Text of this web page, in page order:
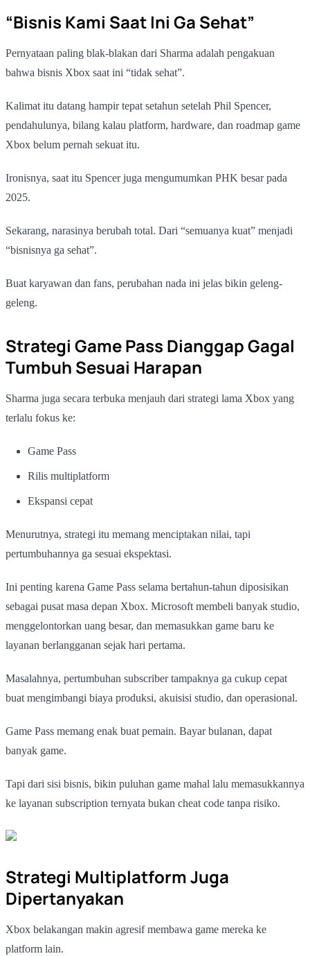
“Bisnis Kami Saat Ini Ga Sehat”
Pernyataan paling blak-blakan dari Sharma adalah pengakuan
bahwa bisnis Xbox saat ini “tidak sehat”.
Kalimat itu datang hampir tepat setahun setelah Phil Spencer,
pendahulunya, bilang kalau platform, hardware, dan roadmap game
Xbox belum pernah sekuat itu.
Ironisnya, saat itu Spencer juga mengumumkan PHK besar pada
2025.
Sekarang, narasinya berubah total. Dari “semuanya kuat” menjadi
“bisnisnya ga sehat”.
Buat karyawan dan fans, perubahan nada ini jelas bikin geleng-
geleng.
Strategi Game Pass Dianggap Gagal
Tumbuh Sesuai Harapan
Sharma juga secara terbuka menjauh dari strategi lama Xbox yang
terlalu fokus ke:
Game Pass
Rilis multiplatform
Ekspansi cepat
Menurutnya, strategi itu memang menciptakan nilai, tapi
pertumbuhannya ga sesuai ekspektasi.
Ini penting karena Game Pass selama bertahun-tahun diposisikan
sebagai pusat masa depan Xbox. Microsoft membeli banyak studio,
menggelontorkan uang besar, dan memasukkan game baru ke
layanan berlangganan sejak hari pertama.
Masalahnya, pertumbuhan subscriber tampaknya ga cukup cepat
buat mengimbangi biaya produksi, akuisisi studio, dan operasional.
Game Pass memang enak buat pemain. Bayar bulanan, dapat
banyak game.
Tapi dari sisi bisnis, bikin puluhan game mahal lalu memasukkannya
ke layanan subscription ternyata bukan cheat code tanpa risiko.
Strategi Multiplatform Juga
Dipertanyakan
Xbox belakangan makin agresif membawa game mereka ke
platform lain.